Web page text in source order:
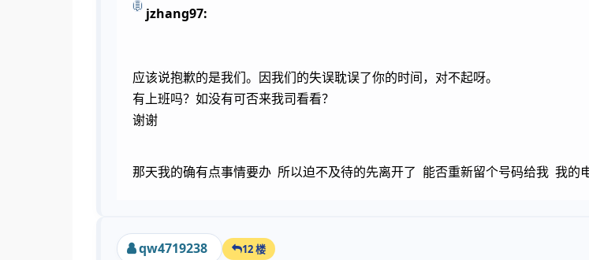
jzhang97:
应该说抱歉的是我们。因我们的失误耽误了你的时间，对不起呀。
有上班吗？如没有可否来我司看看？
谢谢
那天我的确有点事情要办 所以迫不及待的先离开了 能否重新留个号码给我 我的
qw4719238 12 楼